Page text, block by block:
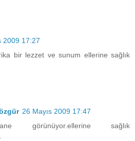
2009 17:27
bir lezzet ve sunum ellerine sağlık
26 Mayıs 2009 17:47
görünüyor.ellerine sağlık